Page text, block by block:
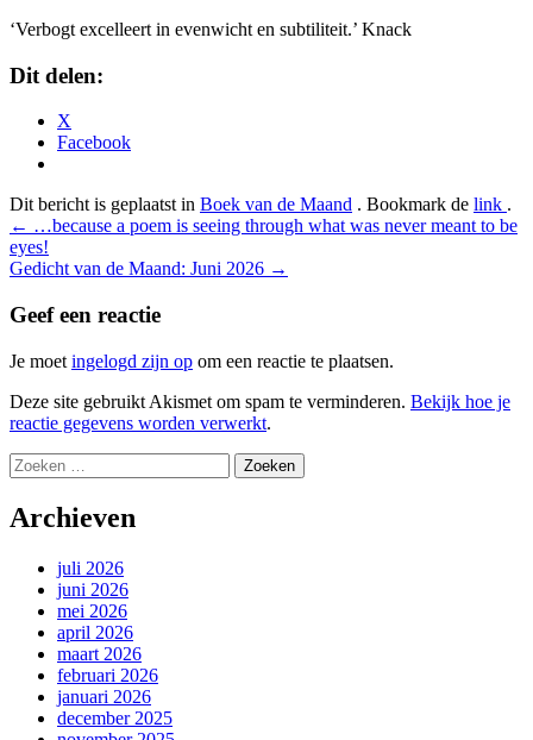
‘Verbogt excelleert in evenwicht en subtiliteit.’ Knack
Dit delen:
X
Facebook
Dit bericht is geplaatst in Boek van de Maand . Bookmark de link .
Bericht
navigatie
← …because a poem is seeing through what was never meant to be
eyes!
Gedicht van de Maand: Juni 2026 →
Geef een reactie
Je moet ingelogd zijn op om een reactie te plaatsen.
Deze site gebruikt Akismet om spam te verminderen. Bekijk hoe je
reactie gegevens worden verwerkt.
Zoeken
naar:
Archieven
juli 2026
juni 2026
mei 2026
april 2026
maart 2026
februari 2026
januari 2026
december 2025